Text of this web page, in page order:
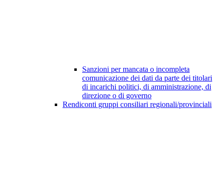
Sanzioni per mancata o incompleta
comunicazione dei dati da parte dei titolari
di incarichi politici, di amministrazione, di
direzione o di governo
Rendiconti gruppi consiliari regionali/provinciali